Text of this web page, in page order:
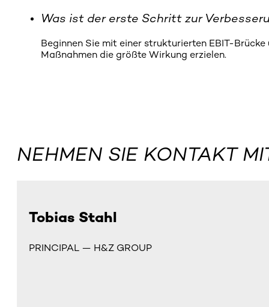
Was ist der erste Schritt zur
Beginnen Sie mit einer strukturierten EBIT-
Maßnahmen die größte Wirkung erzielen.
NEHMEN SIE KONTAKT
Tobias Stahl
PRINCIPAL — H&Z GROUP